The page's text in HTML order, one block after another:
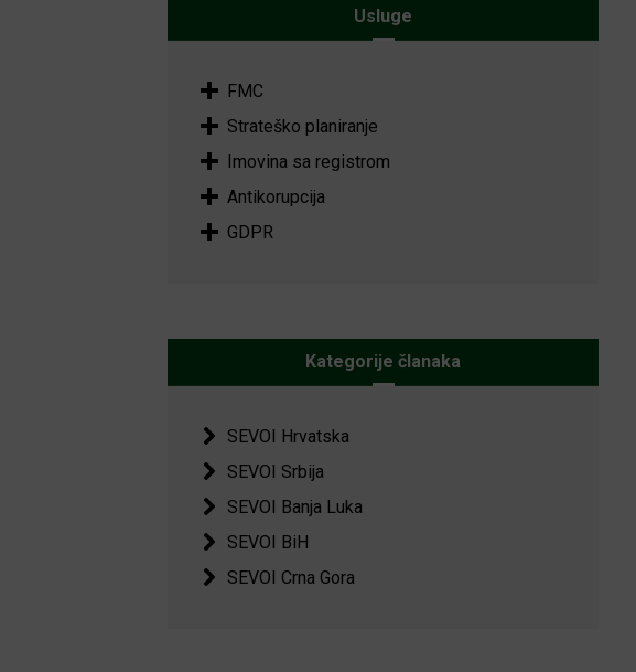
Usluge
FMC
Strateško planiranje
Imovina sa registrom
Antikorupcija
GDPR
Kategorije članaka
SEVOI Hrvatska
SEVOI Srbija
SEVOI Banja Luka
SEVOI BiH
SEVOI Crna Gora